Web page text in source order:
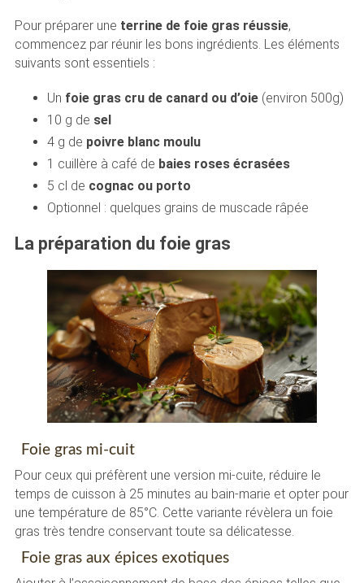
Pour préparer une terrine de foie gras réussie,
commencez par réunir les bons ingrédients. Les éléments
suivants sont essentiels :
Un foie gras cru de canard ou d’oie(environ 500g)
10 g de sel
4 g de poivre blanc moulu
1 cuillère à café de baies roses écrasées
5 cl de cognac ou porto
Optionnel : quelques grains de muscade râpée
La préparation du foie gras
Foie gras mi-cuit
Pour ceux qui préfèrent une version mi-cuite, réduire le
temps de cuisson à 25 minutes au bain-marie et opter pour
une température de 85°C. Cette variante révèlera un foie
gras très tendre conservant toute sa délicatesse.
Foie gras aux épices exotiques